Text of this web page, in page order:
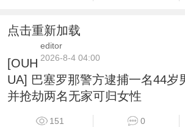
点击重新加载
editor
2026-8-4 04:00
[OUH
UA] 巴塞罗那警方逮捕一名44岁
并抢劫两名无家可归女性
151 0